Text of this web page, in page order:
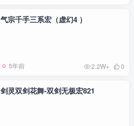
气宗千手三系宏（虚幻4 ）
5年前 2.2W+ 0
剑灵双剑花舞-双剑无极宏821